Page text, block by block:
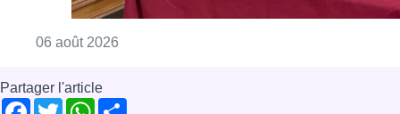
06 août 2026
Partager l'article
Facebook
TwitterWhatsApp